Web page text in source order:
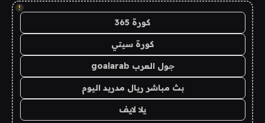
!
كورة 365
كورة سيتي
جول العرب goalarab
بث مباشر ريال مدريد اليوم
يلا لايف